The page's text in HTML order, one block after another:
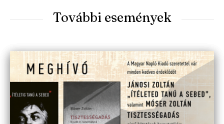
További események